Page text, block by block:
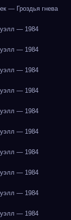
— Гроздья гнева
— 1984
— 1984
— 1984
— 1984
— 1984
— 1984
— 1984
— 1984
— 1984
— 1984